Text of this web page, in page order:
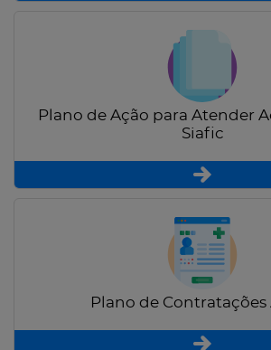
Plano de Ação para Atender
Siafic
Plano de Contratações